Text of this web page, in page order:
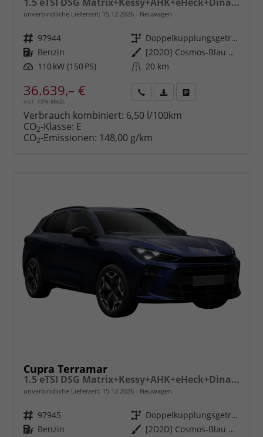
unverbindliche Lieferzeit: 15.12.2026 Neuwagen
Fahrzeugnr. 97944 Getriebe
Doppelkupplungsgetriebe (DSG)
Kraftstoff Benzin Außenfarbe
[2D2D] Cosmos-Blau Metallic
Leistung 110 kW (150 PS) Kilometerstand 20 km
36.639,– €
incl. 19% MwSt.
anfordern
Datei,
Verbrauch kombiniert: 6,50 l/100km
CO2-Klasse: E
CO2-Emissionen: 148,00 g/km
Cupra Terramar
1.5 eTSI DSG Matrix+Kessy+AHK+eHeck+Dinamica+CarPlay+eHeck+GV5
unverbindliche Lieferzeit: 15.12.2026 Neuwagen
Fahrzeugnr. 97945 Getriebe
Doppelkupplungsgetriebe (DSG)
Kraftstoff Benzin Außenfarbe
[2D2D] Cosmos-Blau Metallic